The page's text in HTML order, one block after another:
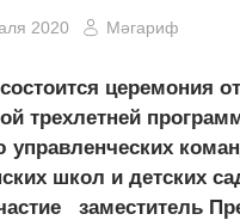
2020 Мәгариф
церемония
трехлетней
управленческих
школ и детских
заместитель